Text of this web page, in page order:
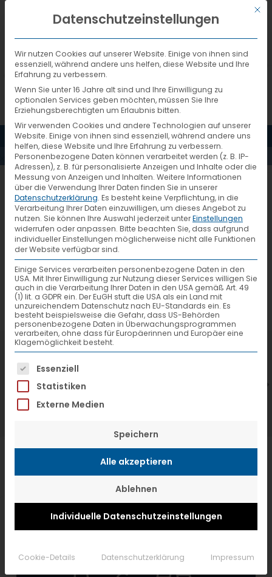
DEUTSCH
MENÜ
AKTUELLES
Advertorial Marktkorb
Bildungsmesse 2019
7. Juli 2026
VTL hat neuen Aufsichtsrat gewählt
Mit
Datenschutzeinstellungen
Wir nutzen Cookies auf unserer Website. Einige von ihnen sind
essenziell, während andere uns helfen, diese Website und Ihre
Erfahrung zu verbessern.
Wenn Sie unter 16 Jahre alt sind und Ihre Einwilligung zu
optionalen Services geben möchten, müssen Sie Ihre
Erziehungsberechtigten um Erlaubnis bitten.
Wir verwenden Cookies und andere Technologien auf unserer
Website. Einige von ihnen sind essenziell, während andere uns
helfen, diese Website und Ihre Erfahrung zu verbessern.
Personenbezogene Daten können verarbeitet werden (z. B. IP-
Adressen), z. B. für personalisierte Anzeigen und Inhalte oder die
Messung von Anzeigen und Inhalten. Weitere Informationen
über die Verwendung Ihrer Daten finden Sie in unserer
Datenschutzerklärung. Es besteht keine Verpflichtung, in die
Verarbeitung Ihrer Daten einzuwilligen, um dieses Angebot zu
nutzen. Sie können Ihre Auswahl jederzeit unterEinstellungen
widerrufen oder anpassen. Bitte beachten Sie, dass aufgrund
individueller Einstellungen möglicherweise nicht alle Funktionen
der Website verfügbar sind.
Einige Services verarbeiten personenbezogene Daten in den
USA. Mit Ihrer Einwilligung zur Nutzung dieser Services willigen Sie
auch in die Verarbeitung Ihrer Daten in den USA gemäß Art. 49
(1) lit. a GDPR ein. Der EuGH stuft die USA als ein Land mit
unzureichendem Datenschutz nach EU-Standards ein. Es
besteht beispielsweise die Gefahr, dass US-Behörden
personenbezogene Daten in Überwachungsprogrammen
verarbeiten, ohne dass für Europäerinnen und Europäer eine
Klagemöglichkeit besteht.
Es folgt eine Liste der Service-Gruppen,
Essenziell
Statistiken
Externe Medien
Speichern
Alle akzeptieren
Ablehnen
Individuelle Datenschutzeinstellungen
Cookie-Details Datenschutzerklärung Impressum